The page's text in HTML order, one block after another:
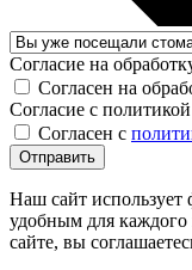
Согласие на
Согласен на
Согласие с
Согласен с
Отправить
Наш сайт использует
удобным для каждого
сайте, вы